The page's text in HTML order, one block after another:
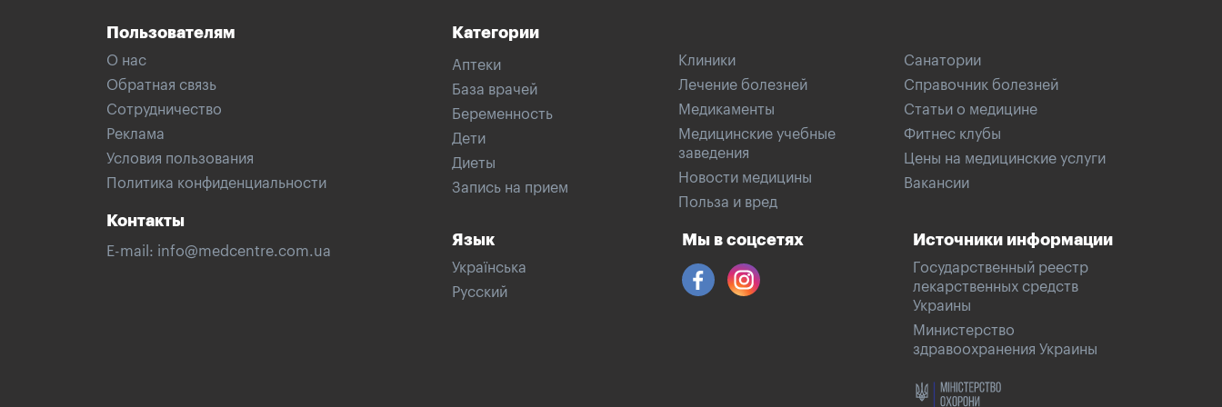
Пользователям
О нас
Обратная связь
Сотрудничество
Реклама
Условия пользования
Политика конфиденциальности
Контакты
E-mail: info@medcentre.com.ua
Категории
Аптеки
База врачей
Беременность
Дети
Диеты
Запись на прием
Клиники
Лечение болезней
Медикаменты
Медицинские учебные
заведения
Новости медицины
Польза и вред
Санатории
Справочник болезней
Статьи о медицине
Фитнес клубы
Цены на медицинские услуги
Вакансии
Язык
Українська
Русский
Мы в соцсетях Источники информации
Государственный реестр
лекарственных средств
Украины
Министерство
здравоохранения Украины